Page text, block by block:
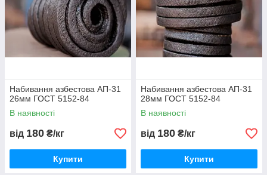
Набивання азбестова АП-31
26мм ГОСТ 5152-84
В наявності
від 180 ₴/кг
Купити
Набивання азбестова АП-31
28мм ГОСТ 5152-84
В наявності
від 180 ₴/кг
Купити